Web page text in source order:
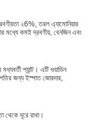
২6%, তরল এ্যামোনিয়ার
মধ্যে কমই দ্রবণীয়, বেনজিন এবং
প্যান্ট। এটি গুয়াডিন
জন্য ইস্পাত জোরদার,
থেকে দূরে রাখা।